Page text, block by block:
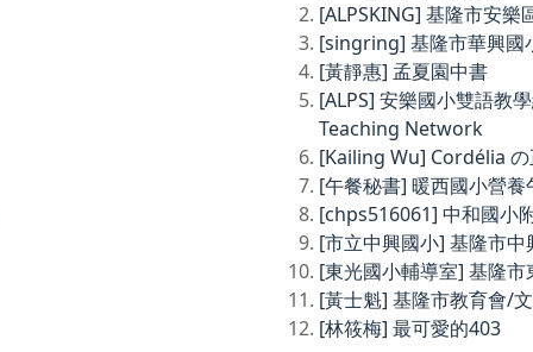
[ALPSKING] 基隆市安樂
[singring] 基隆市華興國
[黃靜惠] 孟夏園中書
[ALPS] 安樂國小雙語教
Teaching Network
[Kailing Wu] Cordélia
[午餐秘書] 暖西國小營養
[chps516061] 中和國小
[市立中興國小] 基隆市
[東光國小輔導室] 基隆
[黃士魁] 基隆市教育會/
[林筱梅] 最可愛的403